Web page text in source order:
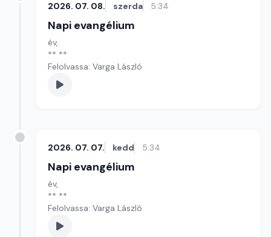
2026. 07. 08. szerda 5:34
Napi evangélium
év,
** **
Felolvassa: Varga László
2026. 07. 07. kedd 5:34
Napi evangélium
év,
** **
Felolvassa: Varga László